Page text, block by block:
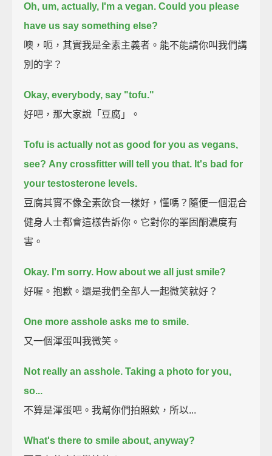
Oh, um, actually, I'm a vegan. Could you please
have us say something else?
噢，呃，其實我是全素主義者。能不能請你叫我們講
別的字？
Okay, everybody, say "tofu."
好吧，那大家說「豆腐」。
Tofu is actually not as good for you as vegans,
see? Any crossfitter will tell you that. It's bad for
your testosterone levels.
豆腐其實不像全素飲食一樣好，懂嗎？隨便一個混合
健身人士都會這樣告訴你。它對你的睪固酮濃度有
害。
Okay. I'm sorry. How about we all just smile?
好喔。抱歉。還是我們全部人一起微笑就好？
One more asshole asks me to smile.
又一個渾蛋叫我微笑。
Not really an asshole. Taking a photo for you,
so...
不算是渾蛋吧。我幫你們拍照欸，所以...
What's there to smile about, anyway?